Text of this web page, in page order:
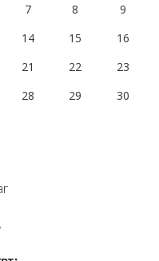
7 8
9
14 15
16
21 22
23
28 29
30